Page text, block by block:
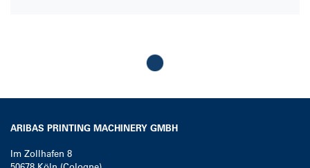
Loading...
ARIBAS PRINTING MACHINERY GMBH
Im Zollhafen 8